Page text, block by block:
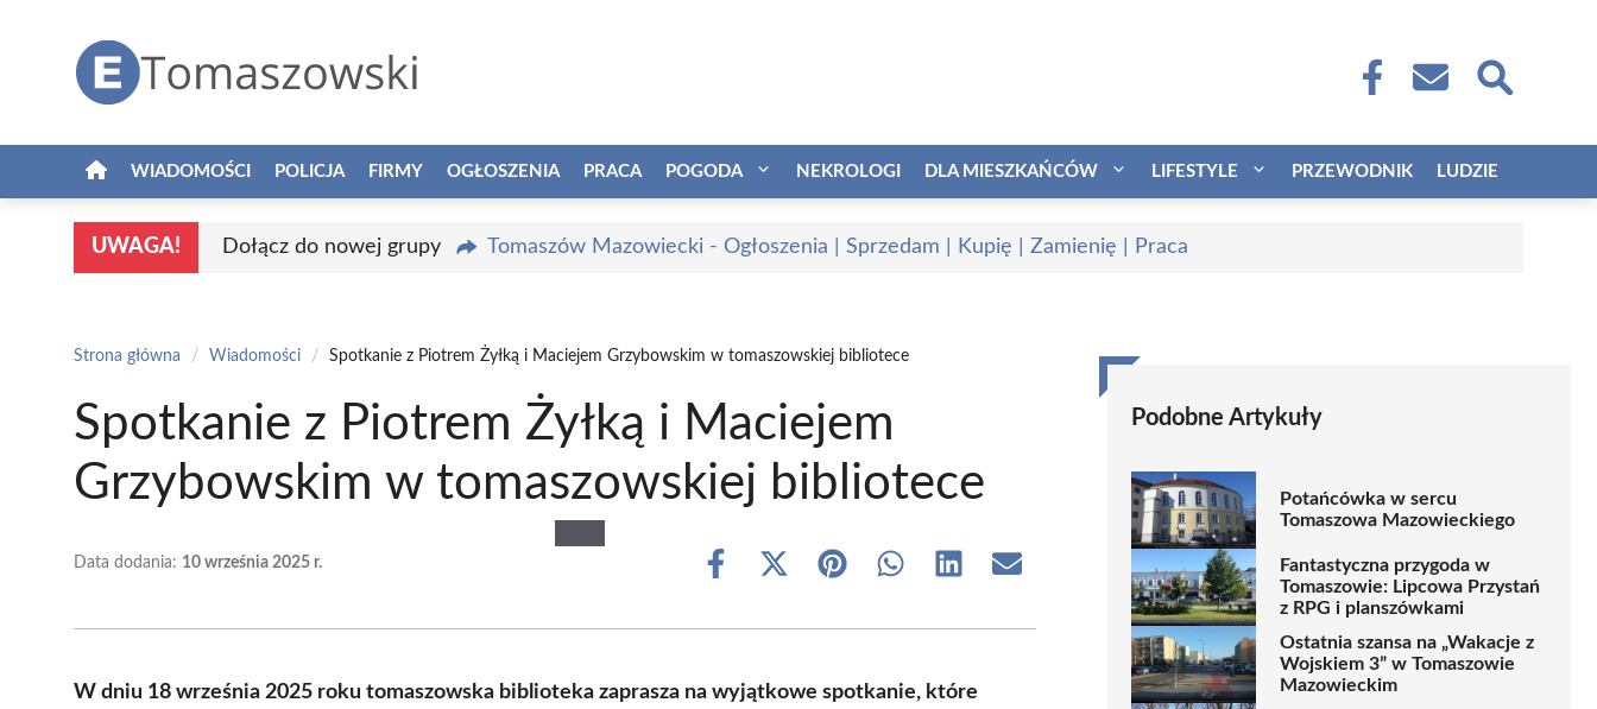
WIADOMOŚCI POLICJA FIRMY OGŁOSZENIA PRACA POGODA NEKROLOGI DLA MIESZKAŃCÓW LIFESTYLE PRZEWODNIK LUDZIE
UWAGA! Dołącz do nowej grupy Tomaszów Mazowiecki - Ogłoszenia | Sprzedam | Kupię | Zamienię | Praca
Strona główna / Wiadomości / Spotkanie z Piotrem Żyłką i Maciejem Grzybowskim w tomaszowskiej bibliotece
Spotkanie z Piotrem Żyłką i Maciejem
Grzybowskim w tomaszowskiej bibliotece
Data dodania: 10 września 2025 r.
Share
Share
(Twitter)
Share Share Share Share
W dniu 18 września 2025 roku tomaszowska biblioteka zaprasza na wyjątkowe spotkanie, które
Podobne Artykuły
Potańcówka w sercu
Tomaszowa Mazowieckiego
Fantastyczna przygoda w
Tomaszowie: Lipcowa Przystań
z RPG i planszówkami
Ostatnia szansa na „Wakacje z
Wojskiem 3” w Tomaszowie
Mazowieckim